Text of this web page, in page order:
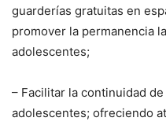
guarderías gratuitas en
promover la permanencia
adolescentes;
– Facilitar la continuidad
adolescentes; ofreciendo